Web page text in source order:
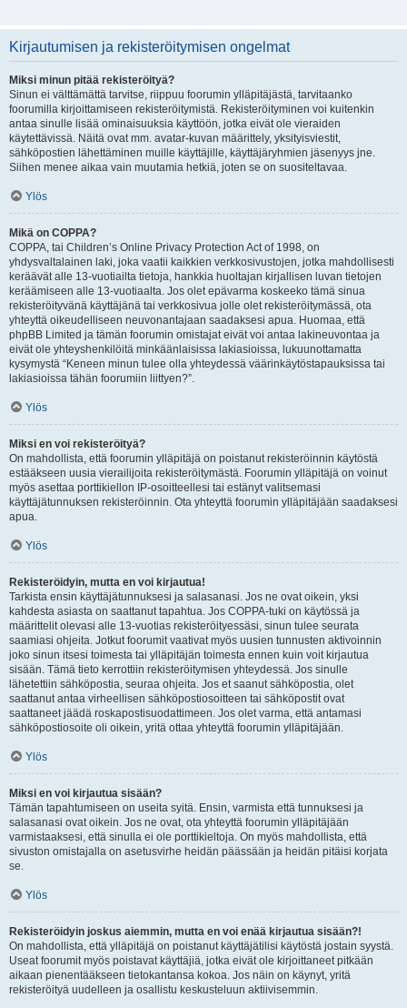
Kirjautumisen ja rekisteröitymisen ongelmat
Miksi minun pitää rekisteröityä?
Sinun ei välttämättä tarvitse, riippuu foorumin ylläpitäjästä, tarvitaanko
foorumilla kirjoittamiseen rekisteröitymistä. Rekisteröityminen voi kuitenkin
antaa sinulle lisää ominaisuuksia käyttöön, jotka eivät ole vieraiden
käytettävissä. Näitä ovat mm. avatar-kuvan määrittely, yksityisviestit,
sähköpostien lähettäminen muille käyttäjille, käyttäjäryhmien jäsenyys jne.
Siihen menee aikaa vain muutamia hetkiä, joten se on suositeltavaa.
Ylös
Mikä on COPPA?
COPPA, tai Children’s Online Privacy Protection Act of 1998, on
yhdysvaltalainen laki, joka vaatii kaikkien verkkosivustojen, jotka mahdollisesti
keräävät alle 13-vuotiailta tietoja, hankkia huoltajan kirjallisen luvan tietojen
keräämiseen alle 13-vuotiaalta. Jos olet epävarma koskeeko tämä sinua
rekisteröityvänä käyttäjänä tai verkkosivua jolle olet rekisteröitymässä, ota
yhteyttä oikeudelliseen neuvonantajaan saadaksesi apua. Huomaa, että
phpBB Limited ja tämän foorumin omistajat eivät voi antaa lakineuvontaa ja
eivät ole yhteyshenkilöitä minkäänlaisissa lakiasioissa, lukuunottamatta
kysymystä “Keneen minun tulee olla yhteydessä väärinkäytöstapauksissa tai
lakiasioissa tähän foorumiin liittyen?”.
Ylös
Miksi en voi rekisteröityä?
On mahdollista, että foorumin ylläpitäjä on poistanut rekisteröinnin käytöstä
estääkseen uusia vierailijoita rekisteröitymästä. Foorumin ylläpitäjä on voinut
myös asettaa porttikiellon IP-osoitteellesi tai estänyt valitsemasi
käyttäjätunnuksen rekisteröinnin. Ota yhteyttä foorumin ylläpitäjään saadaksesi
apua.
Ylös
Rekisteröidyin, mutta en voi kirjautua!
Tarkista ensin käyttäjätunnuksesi ja salasanasi. Jos ne ovat oikein, yksi
kahdesta asiasta on saattanut tapahtua. Jos COPPA-tuki on käytössä ja
määrittelit olevasi alle 13-vuotias rekisteröityessäsi, sinun tulee seurata
saamiasi ohjeita. Jotkut foorumit vaativat myös uusien tunnusten aktivoinnin
joko sinun itsesi toimesta tai ylläpitäjän toimesta ennen kuin voit kirjautua
sisään. Tämä tieto kerrottiin rekisteröitymisen yhteydessä. Jos sinulle
lähetettiin sähköpostia, seuraa ohjeita. Jos et saanut sähköpostia, olet
saattanut antaa virheellisen sähköpostiosoitteen tai sähköpostit ovat
saattaneet jäädä roskapostisuodattimeen. Jos olet varma, että antamasi
sähköpostiosoite oli oikein, yritä ottaa yhteyttä foorumin ylläpitäjään.
Ylös
Miksi en voi kirjautua sisään?
Tämän tapahtumiseen on useita syitä. Ensin, varmista että tunnuksesi ja
salasanasi ovat oikein. Jos ne ovat, ota yhteyttä foorumin ylläpitäjään
varmistaaksesi, että sinulla ei ole porttikieltoja. On myös mahdollista, että
sivuston omistajalla on asetusvirhe heidän päässään ja heidän pitäisi korjata
se.
Ylös
Rekisteröidyin joskus aiemmin, mutta en voi enää kirjautua sisään?!
On mahdollista, että ylläpitäjä on poistanut käyttäjätilisi käytöstä jostain syystä.
Useat foorumit myös poistavat käyttäjiä, jotka eivät ole kirjoittaneet pitkään
aikaan pienentääkseen tietokantansa kokoa. Jos näin on käynyt, yritä
rekisteröityä uudelleen ja osallistu keskusteluun aktiivisemmin.